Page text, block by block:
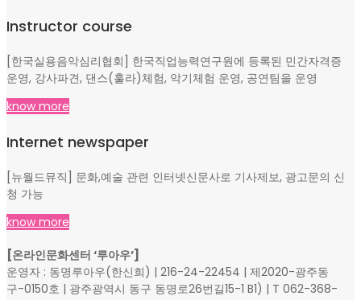
Instructor course
[한국실용음악심리협회] 한국직업능력연구원에 등록된 민간자격증
운영, 강사파견, 댄스(훌라)체험, 악기체험 운영, 공연팀을 운영
know more
Internet newspaper
[뉴월드뮤직] 문화,예술 관련 인터넷신문사로 기사제보, 광고문의 신
청 가능
know more
[온라인문화센터 ‘루아우’]
운영자 : 동명루아우(한신희) | 216-24-22454 | 제2020-광주동
구-0150호 | 광주광역시 동구 동명로26번길15-1 B1) | T 062-368-